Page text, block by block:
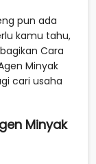
pun ada
kamu tahu,
Cara
Minyak
cari usaha
Minyak